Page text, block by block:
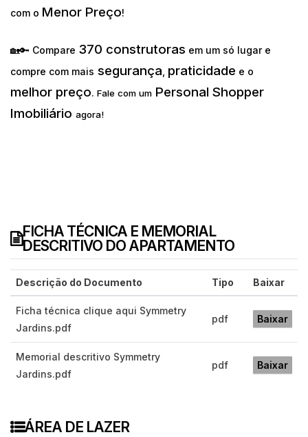
com o Menor Preço!
🏡🔑 Compare 370 construtoras em um só lugar e
compre com mais segurança praticidade e o
melhor preço. Fale com um Personal Shopper
Imobiliário agora!
FICHA TÉCNICA E MEMORIAL
DESCRITIVO DO APARTAMENTO
Descrição do Documento Tipo Baixar
Ficha técnica clique aqui Symmetry
Jardins.pdf
pdf Baixar
Memorial descritivo Symmetry
Jardins.pdf
pdf Baixar
ÁREA DE LAZER